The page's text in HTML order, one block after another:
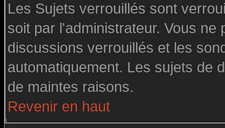
Les Sujets verrouillés sont
soit par l'administrateur. Vous
discussions verrouillés et les
automatiquement. Les sujets de
de maintes raisons.
Revenir en haut